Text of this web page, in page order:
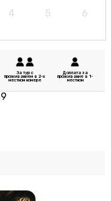
4 5 6
За тур с
проживанием в 2-х
местном номере
Доплата за
проживание в 1-
местном